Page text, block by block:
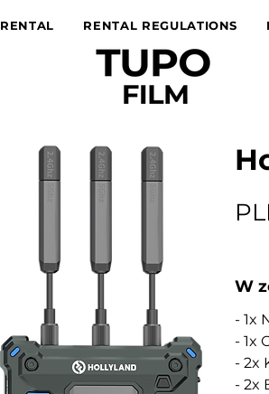
RENTAL RENTAL REGULATIONS
W
- 1x
- 1x
- 2x
- 2x